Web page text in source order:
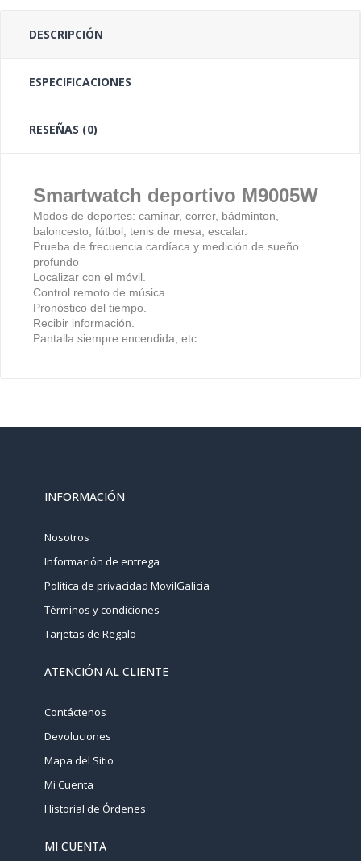
DESCRIPCIÓN
ESPECIFICACIONES
RESEÑAS (0)
Smartwatch deportivo M9005W
Modos de deportes: caminar, correr, bádminton,
baloncesto, fútbol, ​​tenis de mesa, escalar.
Prueba de frecuencia cardíaca y medición de sueño
profundo
Localizar con el móvil.
Control remoto de música.
Pronóstico del tiempo.
Recibir información.
Pantalla siempre encendida, etc.
INFORMACIÓN
Nosotros
Información de entrega
Política de privacidad MovilGalicia
Términos y condiciones
Tarjetas de Regalo
ATENCIÓN AL CLIENTE
Contáctenos
Devoluciones
Mapa del Sitio
Mi Cuenta
Historial de Órdenes
MI CUENTA